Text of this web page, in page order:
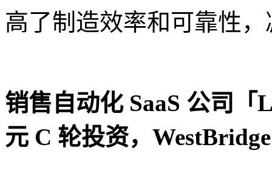
高了制造效率和可靠性
销售自动化 SaaS 公司「
元 C 轮投资，